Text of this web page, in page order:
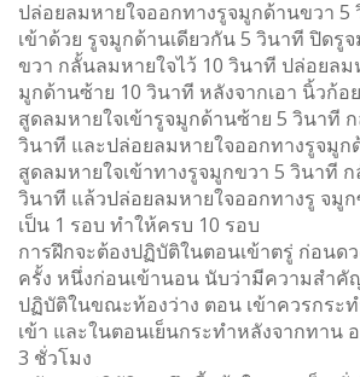
ปล่อยลมหายใจออกทางรูจมูกด้านขวา 5
เข้าด้วย รูจมูกด้านเดียวกัน 5 วินาที ปิดรู
ขวา กลั้นลมหายใจไว้ 10 วินาที ปล่อยลม
มูกด้านซ้าย 10 วินาที หลังจากเอา นิ้วก้อ
สูดลมหายใจเข้ารูจมูกด้านซ้าย 5 วินาที
วินาที และปล่อยลมหายใจออกทางรูจมูก
สูดลมหายใจเข้าทางรูจมูกขวา 5 วินาที
วินาที แล้วปล่อยลมหายใจออกทางรู จมู
เป็น 1 รอบ ทำให้ครบ 10 รอบ
การฝึกจะต้องปฏิบัติในตอนเข้าตรู่ ก่อนด
ครั้ง หนึ่งก่อนเข้านอน นับว่ามีความสำคั
ปฏิบัติในขณะท้องว่าง ตอน เข้าควรกระ
เข้า และในตอนเย็นกระทำหลังจากทาน
3 ชั่วโมง